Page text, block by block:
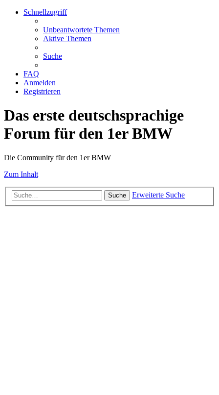
Schnellzugriff
Unbeantwortete Themen
Aktive Themen
Suche
FAQ
Anmelden
Registrieren
Das erste deutschsprachige
Forum für den 1er BMW
Die Community für den 1er BMW
Zum Inhalt
Suche Erweiterte Suche